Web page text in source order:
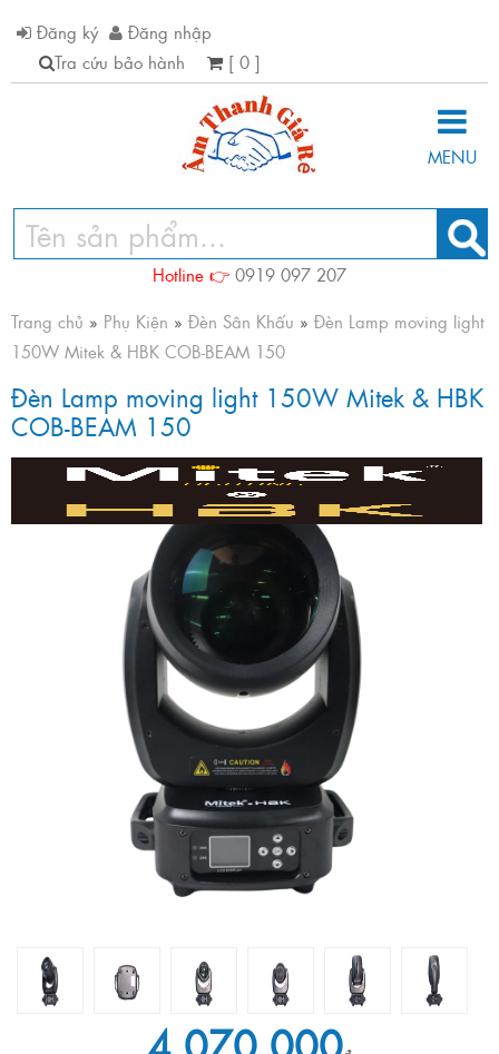
Đăng ký
Đăng nhập
Tra cứu bảo hành
[ 0 ]
MENU
Hotline 👉 0919 097 207
Trang chủ » Phụ Kiện » Đèn Sân Khấu » Đèn Lamp moving light
150W Mitek & HBK COB-BEAM 150
Đèn Lamp moving light 150W Mitek & HBK
COB-BEAM 150